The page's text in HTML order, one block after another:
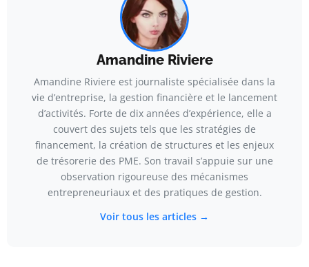
Amandine Riviere
Amandine Riviere est journaliste spécialisée dans la
vie d’entreprise, la gestion financière et le lancement
d’activités. Forte de dix années d’expérience, elle a
couvert des sujets tels que les stratégies de
financement, la création de structures et les enjeux
de trésorerie des PME. Son travail s’appuie sur une
observation rigoureuse des mécanismes
entrepreneuriaux et des pratiques de gestion.
Voir tous les articles →